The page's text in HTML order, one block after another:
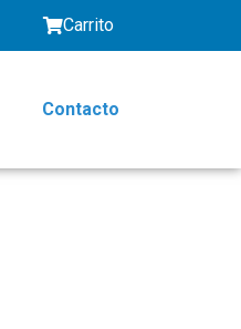
Carrito
Contacto